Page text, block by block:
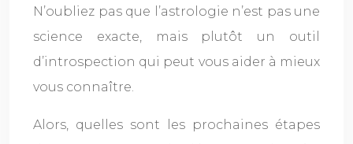
N’oubliez pas que l’astrologie n’est pas une
science exacte, mais plutôt un outil
d’introspection qui peut vous aider à mieux
vous connaître.
Alors, quelles sont les prochaines étapes